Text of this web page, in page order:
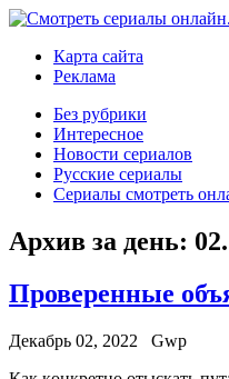
Карта сайта
Реклама
Без рубрики
Интересное
Новости сериалов
Русские сериалы
Сериалы смотреть
Архив за день:
Проверенные
Декабрь 02, 2022
Gwp